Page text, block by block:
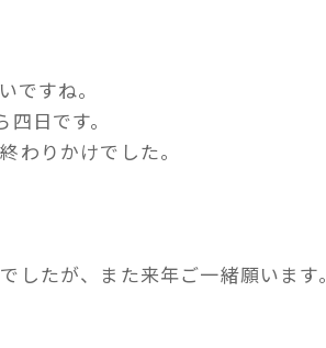
ですね。
日です。
わりかけでした。
したが、また来年ご一緒願います。